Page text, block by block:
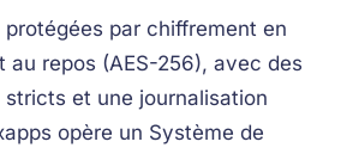
par chiffrement en
au repos (AES-256), avec des
et une journalisation
opère un Système de